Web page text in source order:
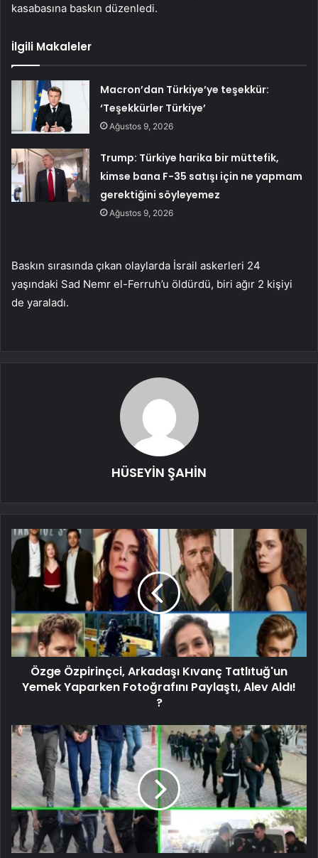
kasabasına baskın düzenledi.
İlgili Makaleler
Macron’dan Türkiye’ye teşekkür:
‘Teşekkürler Türkiye’
Ağustos 9, 2026
Trump: Türkiye harika bir müttefik,
kimse bana F-35 satışı için ne yapmam
gerektiğini söyleyemez
Ağustos 9, 2026
Baskın sırasında çıkan olaylarda İsrail askerleri 24
yaşındaki Sad Nemr el-Ferruh’u öldürdü, biri ağır 2 kişiyi
de yaraladı.
HÜSEYİN ŞAHİN
Özge Özpirinçci, Arkadaşı Kıvanç Tatlıtuğ'un
Yemek Yaparken Fotoğrafını Paylaştı, Alev Aldı!
?